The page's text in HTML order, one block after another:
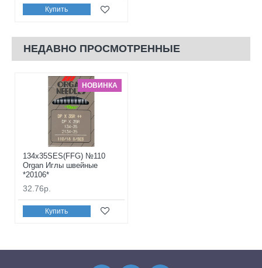
Купить
НЕДАВНО ПРОСМОТРЕННЫЕ
НОВИНКА
134x35SES(FFG) №110
Organ Иглы швейные
*20106*
32.76р.
Купить